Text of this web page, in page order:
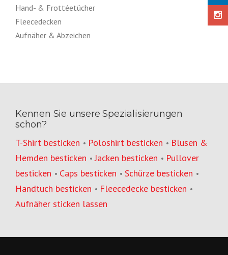
Hand- & Frottéetücher
Fleecedecken
Aufnäher & Abzeichen
Kennen Sie unsere Spezialisierungen
schon?
T-Shirt besticken • Poloshirt besticken • Blusen &
Hemden besticken •Jacken besticken • Pullover
besticken • Caps besticken • Schürze besticken •
Handtuch besticken • Fleecedecke besticken •
Aufnäher sticken lassen